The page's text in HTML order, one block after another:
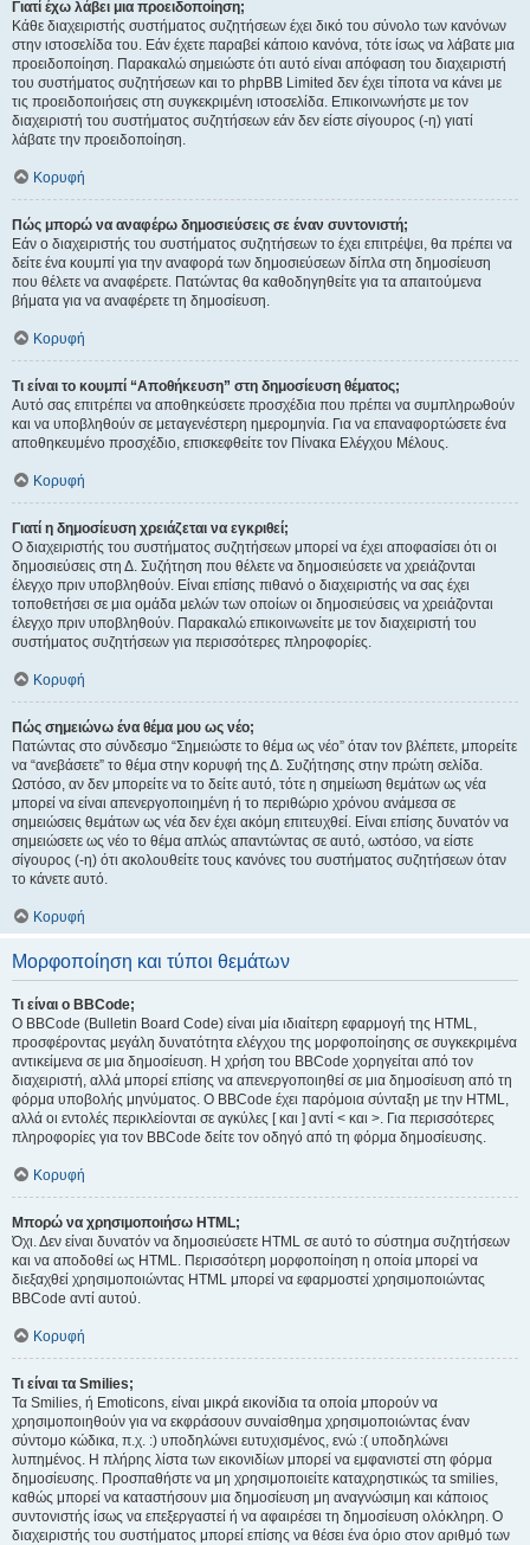
Γιατί έχω λάβει μια προειδοποίηση;
Κάθε διαχειριστής συστήματος συζητήσεων έχει δικό του σύνολο των κανόνων
στην ιστοσελίδα του. Εάν έχετε παραβεί κάποιο κανόνα, τότε ίσως να λάβατε μια
προειδοποίηση. Παρακαλώ σημειώστε ότι αυτό είναι απόφαση του διαχειριστή
του συστήματος συζητήσεων και το phpBB Limited δεν έχει τίποτα να κάνει με
τις προειδοποιήσεις στη συγκεκριμένη ιστοσελίδα. Επικοινωνήστε με τον
διαχειριστή του συστήματος συζητήσεων εάν δεν είστε σίγουρος (-η) γιατί
λάβατε την προειδοποίηση.
Κορυφή
Πώς μπορώ να αναφέρω δημοσιεύσεις σε έναν συντονιστή;
Εάν ο διαχειριστής του συστήματος συζητήσεων το έχει επιτρέψει, θα πρέπει να
δείτε ένα κουμπί για την αναφορά των δημοσιεύσεων δίπλα στη δημοσίευση
που θέλετε να αναφέρετε. Πατώντας θα καθοδηγηθείτε για τα απαιτούμενα
βήματα για να αναφέρετε τη δημοσίευση.
Κορυφή
Τι είναι το κουμπί “Αποθήκευση” στη δημοσίευση θέματος;
Αυτό σας επιτρέπει να αποθηκεύσετε προσχέδια που πρέπει να συμπληρωθούν
και να υποβληθούν σε μεταγενέστερη ημερομηνία. Για να επαναφορτώσετε ένα
αποθηκευμένο προσχέδιο, επισκεφθείτε τον Πίνακα Ελέγχου Μέλους.
Κορυφή
Γιατί η δημοσίευση χρειάζεται να εγκριθεί;
Ο διαχειριστής του συστήματος συζητήσεων μπορεί να έχει αποφασίσει ότι οι
δημοσιεύσεις στη Δ. Συζήτηση που θέλετε να δημοσιεύσετε να χρειάζονται
έλεγχο πριν υποβληθούν. Είναι επίσης πιθανό ο διαχειριστής να σας έχει
τοποθετήσει σε μια ομάδα μελών των οποίων οι δημοσιεύσεις να χρειάζονται
έλεγχο πριν υποβληθούν. Παρακαλώ επικοινωνείτε με τον διαχειριστή του
συστήματος συζητήσεων για περισσότερες πληροφορίες.
Κορυφή
Πώς σημειώνω ένα θέμα μου ως νέο;
Πατώντας στο σύνδεσμο “Σημειώστε το θέμα ως νέο” όταν τον βλέπετε, μπορείτε
να “ανεβάσετε” το θέμα στην κορυφή της Δ. Συζήτησης στην πρώτη σελίδα.
Ωστόσο, αν δεν μπορείτε να το δείτε αυτό, τότε η σημείωση θεμάτων ως νέα
μπορεί να είναι απενεργοποιημένη ή το περιθώριο χρόνου ανάμεσα σε
σημειώσεις θεμάτων ως νέα δεν έχει ακόμη επιτευχθεί. Είναι επίσης δυνατόν να
σημειώσετε ως νέο το θέμα απλώς απαντώντας σε αυτό, ωστόσο, να είστε
σίγουρος (-η) ότι ακολουθείτε τους κανόνες του συστήματος συζητήσεων όταν
το κάνετε αυτό.
Κορυφή
Μορφοποίηση και τύποι θεμάτων
Τι είναι ο BBCode;
Ο BBCode (Bulletin Board Code) είναι μία ιδιαίτερη εφαρμογή της HTML,
προσφέροντας μεγάλη δυνατότητα ελέγχου της μορφοποίησης σε συγκεκριμένα
αντικείμενα σε μια δημοσίευση. Η χρήση του BBCode χορηγείται από τον
διαχειριστή, αλλά μπορεί επίσης να απενεργοποιηθεί σε μια δημοσίευση από τη
φόρμα υποβολής μηνύματος. Ο BBCode έχει παρόμοια σύνταξη με την HTML,
αλλά οι εντολές περικλείονται σε αγκύλες [ και ] αντί < και >. Για περισσότερες
πληροφορίες για τον BBCode δείτε τον οδηγό από τη φόρμα δημοσίευσης.
Κορυφή
Μπορώ να χρησιμοποιήσω HTML;
Όχι. Δεν είναι δυνατόν να δημοσιεύσετε HTML σε αυτό το σύστημα συζητήσεων
και να αποδοθεί ως HTML. Περισσότερη μορφοποίηση η οποία μπορεί να
διεξαχθεί χρησιμοποιώντας HTML μπορεί να εφαρμοστεί χρησιμοποιώντας
BBCode αντί αυτού.
Κορυφή
Τι είναι τα Smilies;
Τα Smilies, ή Emoticons, είναι μικρά εικονίδια τα οποία μπορούν να
χρησιμοποιηθούν για να εκφράσουν συναίσθημα χρησιμοποιώντας έναν
σύντομο κώδικα, π.χ. :) υποδηλώνει ευτυχισμένος, ενώ :( υποδηλώνει
λυπημένος. Η πλήρης λίστα των εικονιδίων μπορεί να εμφανιστεί στη φόρμα
δημοσίευσης. Προσπαθήστε να μη χρησιμοποιείτε καταχρηστικώς τα smilies,
καθώς μπορεί να καταστήσουν μια δημοσίευση μη αναγνώσιμη και κάποιος
συντονιστής ίσως να επεξεργαστεί ή να αφαιρέσει τη δημοσίευση ολόκληρη. Ο
διαχειριστής του συστήματος μπορεί επίσης να θέσει ένα όριο στον αριθμό των